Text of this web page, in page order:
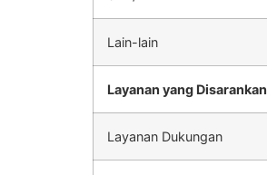
Lain-lain
Layanan yang Disarankan
Layanan Dukungan